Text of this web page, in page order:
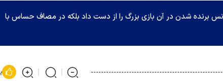
برنده شدن در آن بازی بزرگ را از دست داد بلکه در مصاف حساس با